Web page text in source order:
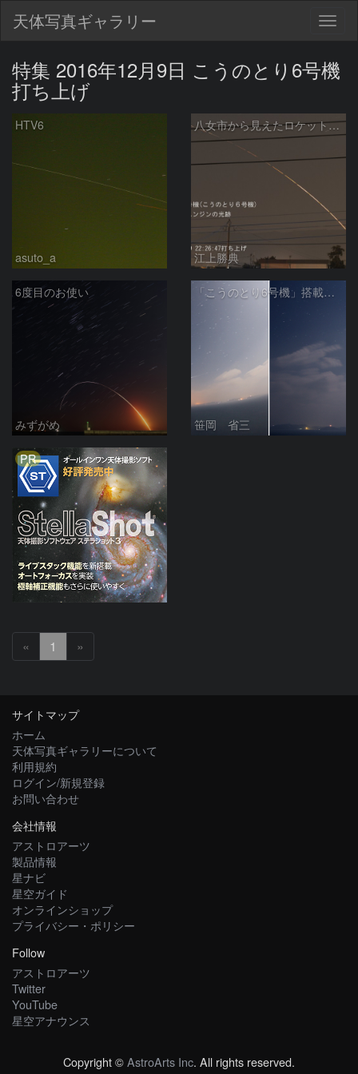
天体写真ギャラリー
特集 2016年12月9日 こうのとり6号機
打ち上げ
HTV6
asuto_a
八女市から見えたロケット光跡
江上勝典
6度目のお使い
みずがめ
「こうのとり6号機」搭載のH-IIBロケット6号機
笹岡 省三
PR
« 1 »
サイトマップ
ホーム
天体写真ギャラリーについて
利用規約
ログイン/新規登録
お問い合わせ
会社情報
アストロアーツ
製品情報
星ナビ
星空ガイド
オンラインショップ
プライバシー・ポリシー
Follow
アストロアーツ
Twitter
YouTube
星空アナウンス
Copyright ©AstroArts Inc. All rights reserved.